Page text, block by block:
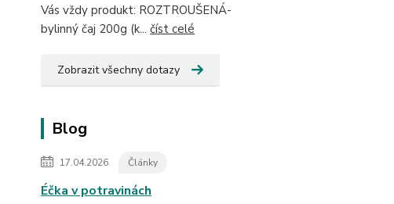
Vás vždy produkt: ROZTROUŠENÁ-
bylinný čaj 200g (k... číst celé
Zobrazit všechny dotazy
Blog
17.04.2026 Články
Éčka v potravinách